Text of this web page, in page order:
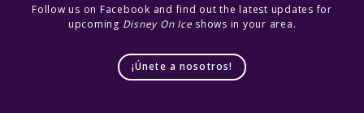
Follow us on Facebook and find out the latest updates for
upcoming Disney On Iceshows in your area.
¡Únete a nosotros!